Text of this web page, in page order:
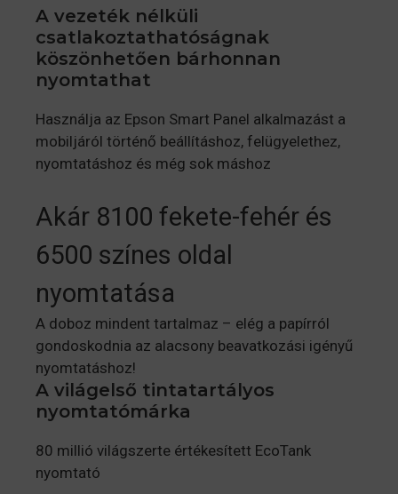
A vezeték nélküli
csatlakoztathatóságnak
köszönhetően bárhonnan
nyomtathat
Használja az Epson Smart Panel alkalmazást a
mobiljáról történő beállításhoz, felügyelethez,
nyomtatáshoz és még sok máshoz
Akár 8100 fekete-fehér és
6500 színes oldal
nyomtatása
A doboz mindent tartalmaz – elég a papírról
gondoskodnia az alacsony beavatkozási igényű
nyomtatáshoz!
A világelső tintatartályos
nyomtatómárka
80 millió világszerte értékesített EcoTank
nyomtató